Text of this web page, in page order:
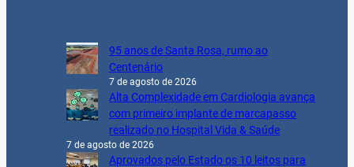
95 anos de Santa Rosa, rumo ao
Centenário
7 de agosto de 2026
Alta Complexidade em Cardiologia avança
com primeiro implante de marcapasso
realizado no Hospital Vida & Saúde
7 de agosto de 2026
Aprovados pelo Estado os 10 leitos para